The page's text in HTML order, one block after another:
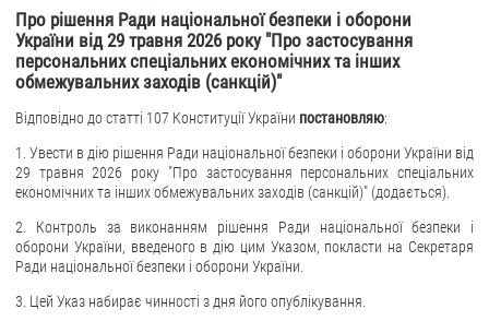
Історична довідка про діяльність Ради національної безпеки і оборони України
ОФІЦІЙНІ ДОКУМЕНТИ
Новини
Drone Deals
Відеогалерея
Про рішення Ради національної безпеки і оборони
України від 29 травня 2026 року "Про застосування
персональних спеціальних економічних та інших
обмежувальних заходів (санкцій)"
Відповідно до статті 107 Конституції України постановляю:
1. Увести в дію рішення Ради національної безпеки і оборони України від
29 травня 2026 року "Про застосування персональних спеціальних
економічних та інших обмежувальних заходів (санкцій)" (додається).
2. Контроль за виконанням рішення Ради національної безпеки і
оборони України, введеного в дію цим Указом, покласти на Секретаря
Ради національної безпеки і оборони України.
3. Цей Указ набирає чинності з дня його опублікування.